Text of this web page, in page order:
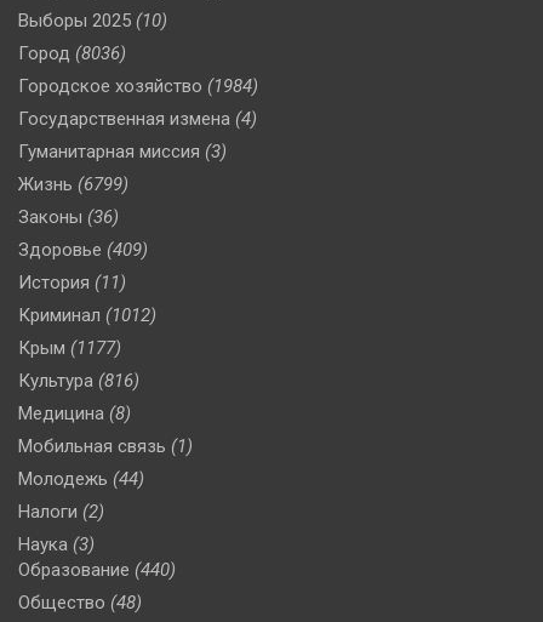
Выборы 2025 (10)
Город (8036)
Городское хозяйство (1984)
Государственная измена (4)
Гуманитарная миссия (3)
Жизнь (6799)
Законы (36)
Здоровье (409)
История (11)
Криминал (1012)
Крым (1177)
Культура (816)
Медицина (8)
Мобильная связь (1)
Молодежь (44)
Налоги (2)
Наука (3)
Образование (440)
Общество (48)